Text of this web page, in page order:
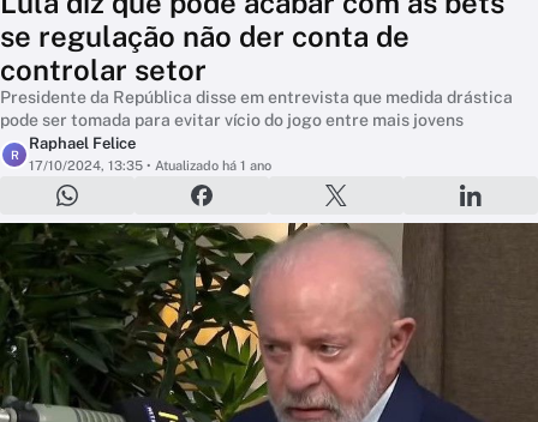
se regulação não der conta de
controlar setor
Presidente da República disse em entrevista que medida drástica
pode ser tomada para evitar vício do jogo entre mais jovens
R
Raphael Felice
17/10/2024, 13:35 • Atualizado há 1 ano